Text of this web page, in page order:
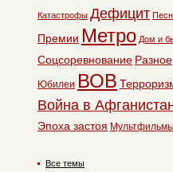
Катастрофы Дефицит
Премии Метро Дом и
Соцсоревнование Разное
Юбилеи ВОВ
Война в
Эпоха застоя Мультфильмы
Все темы